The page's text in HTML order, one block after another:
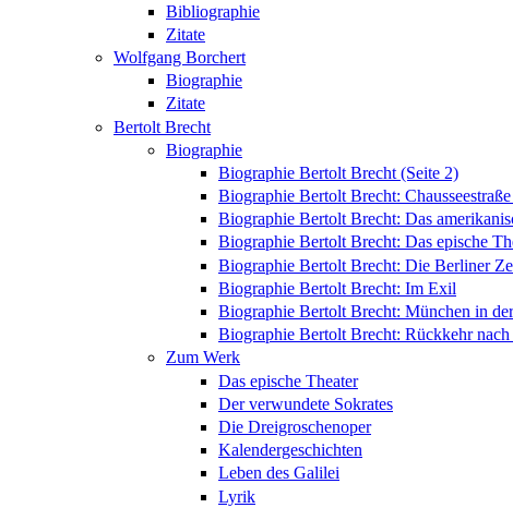
Bibliographie
Zitate
Wolfgang Borchert
Biographie
Zitate
Bertolt Brecht
Biographie
Biographie Bertolt Brecht (Seite 2)
Biographie Bertolt Brecht:
Biographie Bertolt Brecht: Das
Biographie Bertolt Brecht: Das epische
Biographie Bertolt Brecht: Die Berliner
Biographie Bertolt Brecht: Im Exil
Biographie Bertolt Brecht: München in
Biographie Bertolt Brecht: Rückkehr
Zum Werk
Das epische Theater
Der verwundete Sokrates
Die Dreigroschenoper
Kalendergeschichten
Leben des Galilei
Lyrik